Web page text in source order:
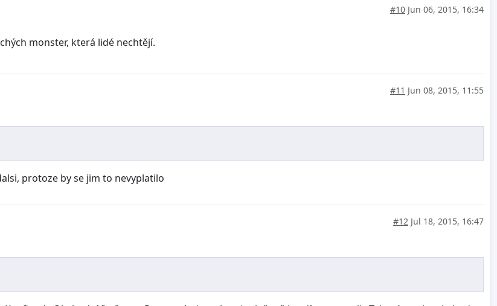
#10 Jun 06, 2015, 16:34
monster, která lidé nechtějí.
#11 Jun 08, 2015, 11:55
protoze by se jim to nevyplatilo
#12 Jul 18, 2015, 16:47